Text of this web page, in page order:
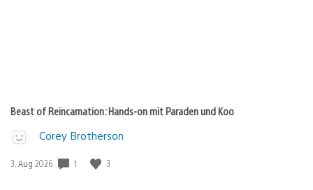
Beast of Reincarnation: Hands-on mit Paraden und Koo
Corey Brotherson
Veröffentlichungsdatum:
3. Aug 2026 1 3